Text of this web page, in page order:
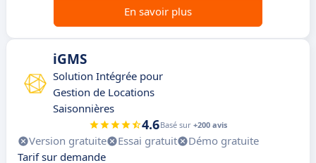
En savoir plus
iGMS
Solution Intégrée pour
Gestion de Locations
Saisonnières
4.6Basé sur +200 avis
Version gratuite Essai gratuit
Démo gratuite
Tarif sur demande